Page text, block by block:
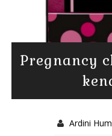
Pregnancy
Ardini